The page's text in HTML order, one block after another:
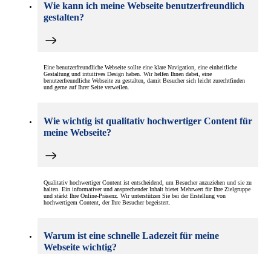
Wie kann ich meine Webseite benutzerfreundlich
gestalten?
Eine benutzerfreundliche Webseite sollte eine klare Navigation, eine einheitliche
Gestaltung und intuitives Design haben. Wir helfen Ihnen dabei, eine
benutzerfreundliche Webseite zu gestalten, damit Besucher sich leicht zurechtfinden
und gerne auf Ihrer Seite verweilen.
Wie wichtig ist qualitativ hochwertiger Content für
meine Webseite?
Qualitativ hochwertiger Content ist entscheidend, um Besucher anzuziehen und sie zu
halten. Ein informativer und ansprechender Inhalt bietet Mehrwert für Ihre Zielgruppe
und stärkt Ihre Online-Präsenz. Wir unterstützen Sie bei der Erstellung von
hochwertigem Content, der Ihre Besucher begeistert.
Warum ist eine schnelle Ladezeit für meine
Webseite wichtig?